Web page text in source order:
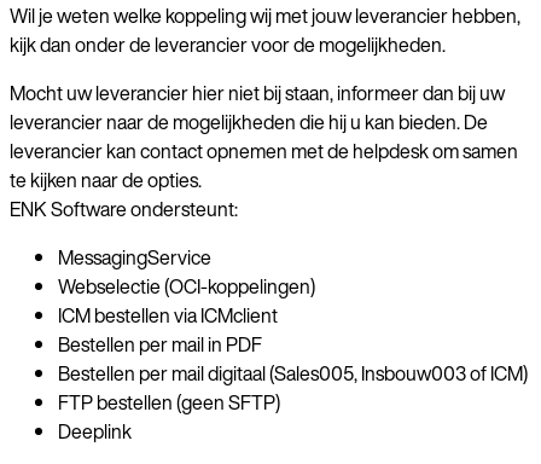
Wil je weten welke koppeling wij met jouw leverancier hebben,
kijk dan onder de leverancier voor de mogelijkheden.
Mocht uw leverancier hier niet bij staan, informeer dan bij uw
leverancier naar de mogelijkheden die hij u kan bieden. De
leverancier kan contact opnemen met de helpdesk om samen
te kijken naar de opties.
ENK Software ondersteunt:
MessagingService
Webselectie (OCI-koppelingen)
ICM bestellen via ICMclient
Bestellen per mail in PDF
Bestellen per mail digitaal (Sales005, Insbouw003 of ICM)
FTP bestellen (geen SFTP)
Deeplink